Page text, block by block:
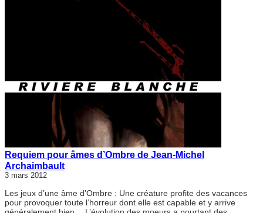
Requiem pour âmes d’Ombre de Jean-Michel
Archaimbault
3 mars 2012
Les jeux d’une âme d’Ombre : Une créature profite des vacances
pour provoquer toute l’horreur dont elle est capable et y arrive